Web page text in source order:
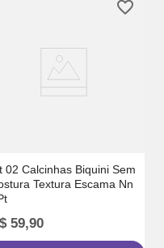
02 Calcinhas Biquini Sem
Textura Escama Nn
59,90